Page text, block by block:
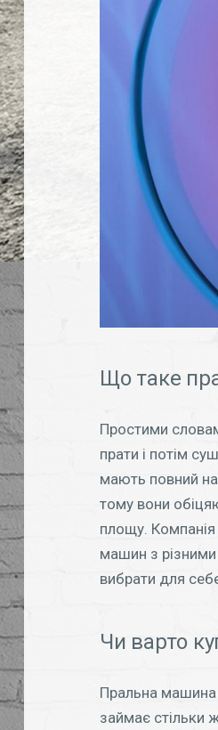
Що таке
Простими
прати і потім
мають повний
тому вони
площу.
машин з різними
вибрати для
Чи варто
Пральна машина
займає стільки